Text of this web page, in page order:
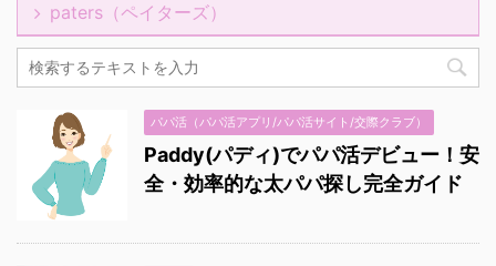
paters（ペイターズ）
パパ活（パパ活アプリ/パパ活サイト/交際クラブ）
Paddy(パディ)でパパ活デビュー！安
全・効率的な太パパ探し完全ガイド